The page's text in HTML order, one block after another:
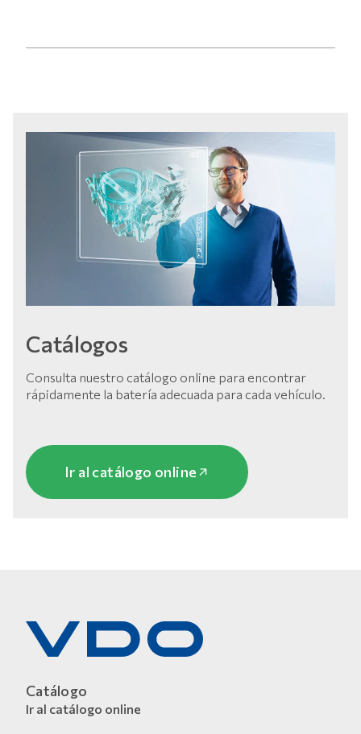
Catálogos
Consulta nuestro catálogo online para encontrar
rápidamente la batería adecuada para cada vehículo.
Ir al catálogo online
Catálogo
Ir al catálogo online